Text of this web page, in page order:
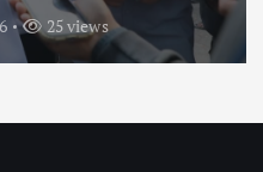
20 views